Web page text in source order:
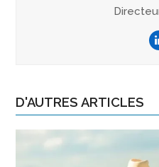
D'AUTRES ARTICLES